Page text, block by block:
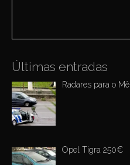
Últimas entradas
Radares para o
Opel Tigra 250€